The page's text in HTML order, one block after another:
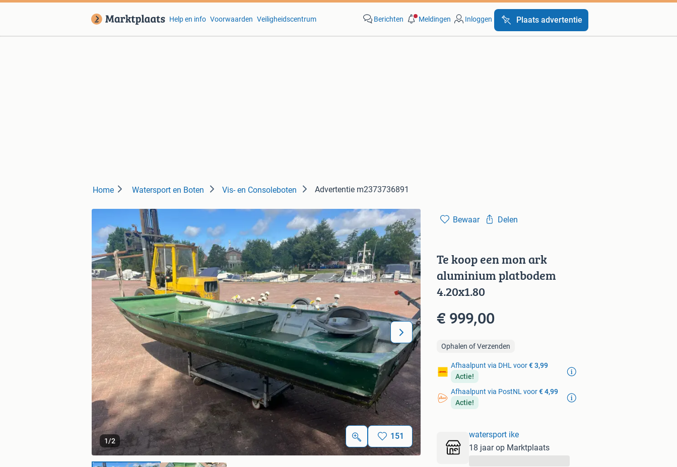
Help en info Voorwaarden Veiligheidscentrum Berichten Meldingen Inloggen Plaats advertentie
Home Watersport en Boten Vis- en Consoleboten Advertentie m2373736891
1/2 151
Bewaar Delen
Te koop een mon ark
aluminium platbodem
4.20x1.80
€ 999,00
Ophalen of Verzenden
Afhaalpunt via DHL voor€ 3,99
Actie!
Afhaalpunt via PostNL voor€ 4,99
Actie!
watersport ike
18 jaar op Marktplaats